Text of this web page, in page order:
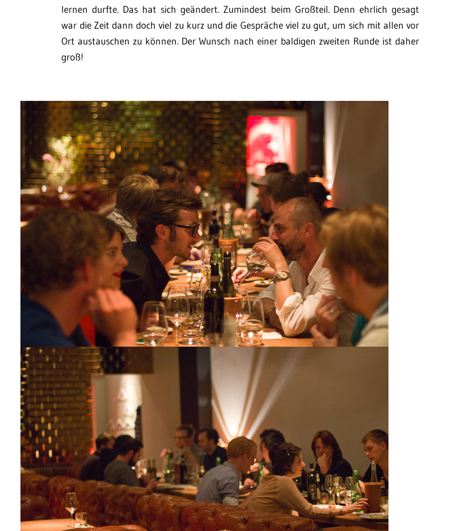
lernen durfte. Das hat sich geändert. Zumindest beim Großteil. Denn ehrlich gesagt
war die Zeit dann doch viel zu kurz und die Gespräche viel zu gut, um sich mit allen vor
Ort austauschen zu können. Der Wunsch nach einer baldigen zweiten Runde ist daher
groß!